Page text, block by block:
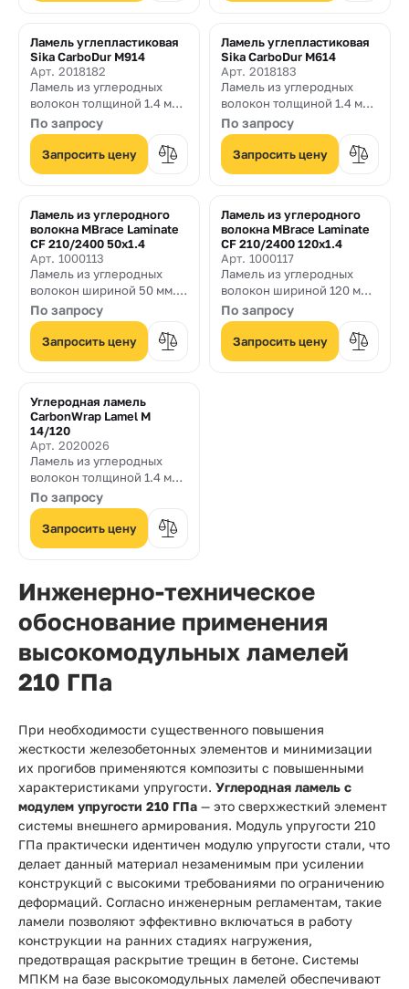
Ламель углепластиковая
Sika CarboDur M914
Арт. 2018182
Ламель из углеродных
волокон толщиной 1.4 мм.
и шириной 90 мм.
По запросу
Запросить цену
Ламель углепластиковая
Sika CarboDur M614
Арт. 2018183
Ламель из углеродных
волокон толщиной 1.4 мм.
и шириной 60 мм.
По запросу
Запросить цену
Ламель из углеродного
волокна MBrace Laminate
CF 210/2400 50x1.4
Арт. 1000113
Ламель из углеродных
волокон шириной 50 мм. и
толщиной 1.4 мм.
По запросу
Запросить цену
Ламель из углеродного
волокна MBrace Laminate
CF 210/2400 120x1.4
Арт. 1000117
Ламель из углеродных
волокон шириной 120 мм.
и толщиной 1.4 мм
По запросу
Запросить цену
Углеродная ламель
CarbonWrap Lamel M
14/120
Арт. 2020026
Ламель из углеродных
волокон толщиной 1.4 мм.
и шириной 120 мм. с
модулем упругости 210
ГПа
По запросу
Запросить цену
Инженерно-техническое
обоснование применения
высокомодульных ламелей
210 ГПа
При необходимости существенного повышения
жесткости железобетонных элементов и минимизации
их прогибов применяются композиты с повышенными
характеристиками упругости. Углеродная ламель с
модулем упругости 210 ГПа — это сверхжесткий элемент
системы внешнего армирования. Модуль упругости 210
ГПа практически идентичен модулю упругости стали, что
делает данный материал незаменимым при усилении
конструкций с высокими требованиями по ограничению
деформаций. Согласно инженерным регламентам, такие
ламели позволяют эффективно включаться в работу
конструкции на ранних стадиях нагружения,
предотвращая раскрытие трещин в бетоне. Системы
МПКМ на базе высокомодульных ламелей обеспечивают